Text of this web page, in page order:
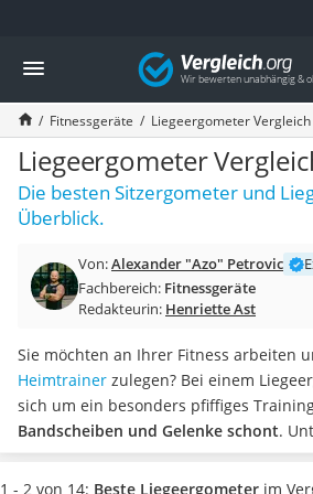
Die beliebtesten Vergleiche nach Kategorie
Freizeit & Sport
Gartentrampolin
Trampolin
Metalldetektor
Eufab-Fahrradträger
Trampolin 366 cm
Fahrradschloss
Futterboot
Air Bike
Trekkingschuhe Herren
Reisetasche mit Rollen
Klimmzugstation
Koffer
Nachtsichtgerät
Faltschloss
Vergleich
Fitnessgeräte Liegeergometer
Liegeergometer
Die besten Sitzergometer und
Überblick.
Von:Alexander "Azo" Petrovic
Fachbereich: Fitnessgeräte
Redakteurin: Henriette Ast
Sie möchten an Ihrer Fitness arbeiten
Heimtrainer zulegen? Bei einem
sich um ein besonders pfiffiges
Bandscheiben und Gelenke schont.
allem beim Funktionsumfang des
Hochwertige Modelle überzeugen
1 - 2 von 14: Beste Liegeergometer im